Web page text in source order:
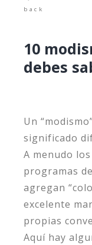
back
10
debes
Un
significado
A menudo
programas
agregan
excelente
propias
Aquí hay